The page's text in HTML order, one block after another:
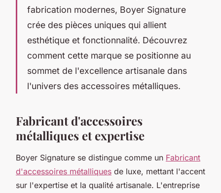
fabrication modernes, Boyer Signature
crée des pièces uniques qui allient
esthétique et fonctionnalité. Découvrez
comment cette marque se positionne au
sommet de l'excellence artisanale dans
l'univers des accessoires métalliques.
Fabricant d'accessoires
métalliques et expertise
Boyer Signature se distingue comme un Fabricant
d'accessoires métalliques de luxe, mettant l'accent
sur l'expertise et la qualité artisanale. L'entreprise